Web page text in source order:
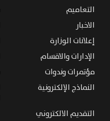
التعاميم
الاخبار
إعلانات الوزارة
الإدارات والاقسام
مؤتمرات وندوات
النماذج الإلكترونية
التقديم الالكتروني